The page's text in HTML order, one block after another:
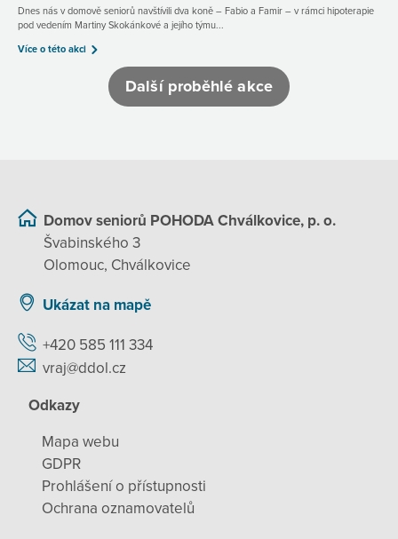
Dnes nás v domově seniorů navštívili dva koně – Fabio a Famir – v rámci hipoterapie
pod vedením Martiny Skokánkové a jejího týmu...
Více o této akci
Další proběhlé akce
Domov seniorů POHODA Chválkovice, p. o.
Švabinského 3
Olomouc, Chválkovice
Ukázat na mapě
+420 585 111 334
vraj@ddol.cz
Odkazy
Mapa webu
GDPR
Prohlášení o přístupnosti
Ochrana oznamovatelů